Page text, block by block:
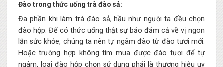
Đào trong thức uống trà đào sả:
Đa phần khi làm trà đào sả, hầu như người ta đều chọn
đào hộp. Để có thức uống thật sự bảo đảm cả về vị ngon
lẫn sức khỏe, chúng ta nên tự ngâm đào từ đào tươi mới.
Hoặc trường hợp không tìm mua được đào tươi để tự
ngâm, loại đào hộp chọn sử dụng phải là thương hiệu uy